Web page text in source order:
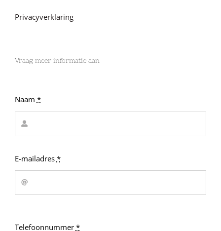
Privacyverklaring
Vraag meer informatie aan
Naam *
E-mailadres *
Telefoonnummer *